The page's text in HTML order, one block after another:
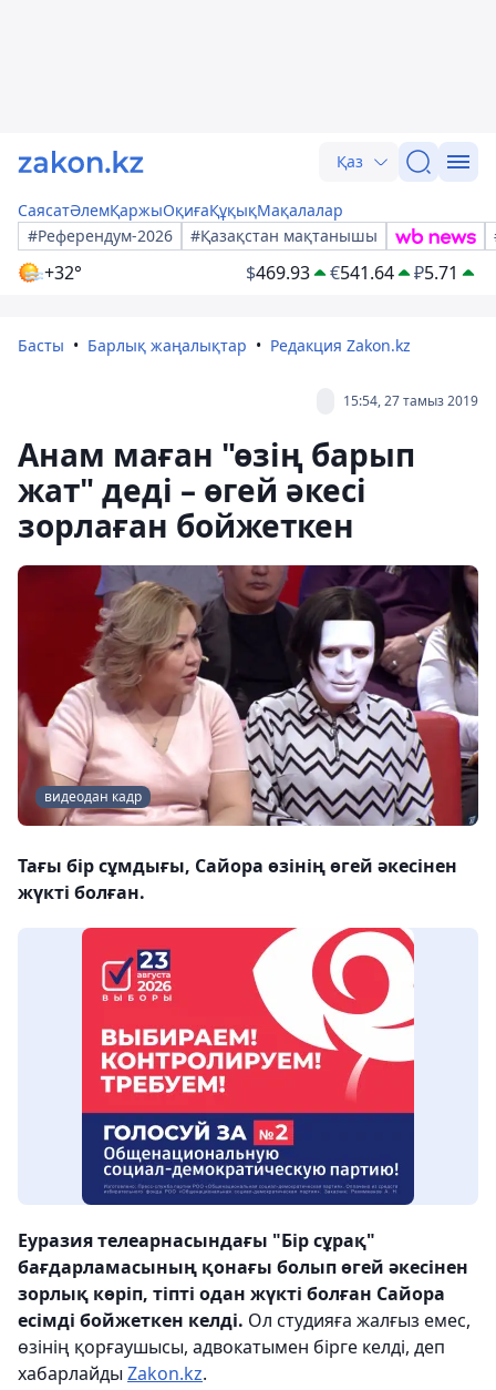
Қаз
СаясатӘлемҚаржыОқиғаҚұқықМақалалар
#Референдум-2026
#Қазақстан мақтанышы
+32° $469.93 €541.64 ₽5.71
Басты Барлық жаңалықтар Редакция Zakon.kz
15:54, 27 тамыз 2019
Анам маған "өзің барып
жат" деді – өгей әкесі
зорлаған бойжеткен
видеодан кадр
Тағы бір сұмдығы, Сайора өзінің өгей әкесінен
жүкті болған.
Еуразия телеарнасындағы "Бір сұрақ"
бағдарламасының қонағы болып өгей әкесінен
зорлық көріп, тіпті одан жүкті болған Сайора
есімді бойжеткен келді. Ол студияға жалғыз емес,
өзінің қорғаушысы, адвокатымен бірге келді, деп
хабарлайды Zakon.kz.